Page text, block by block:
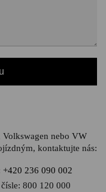
Volkswagen nebo VW
kontaktujte nás:
+420 236 090 002
800 120 000